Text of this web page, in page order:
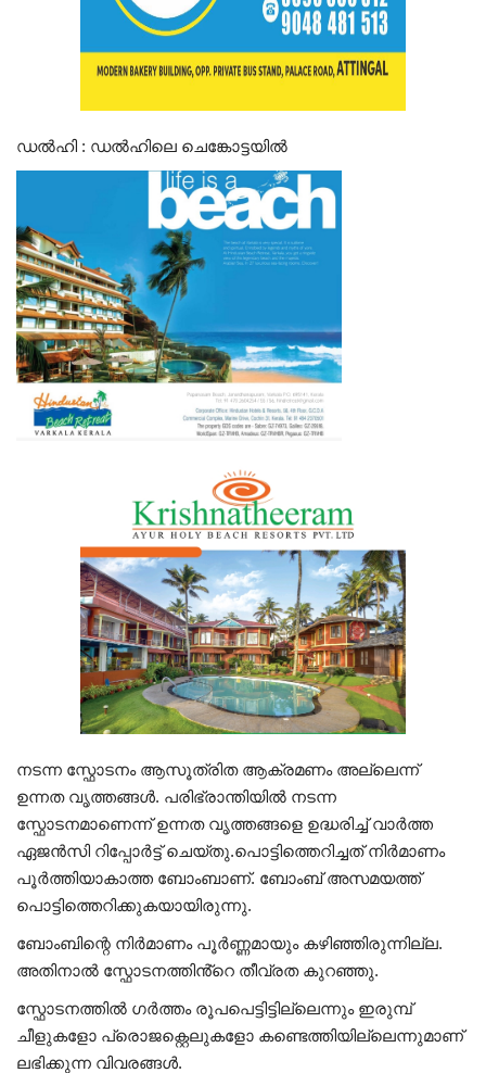
ഡൽഹി : ഡൽഹിലെ ചെങ്കോട്ടയിൽ
നടന്ന സ്ഫോടനം ആസൂത്രിത ആക്രമണം അല്ലെന്ന്
ഉന്നത വൃത്തങ്ങൾ. പരിഭ്രാന്തിയിൽ നടന്ന
സ്ഫോടനമാണെന്ന് ഉന്നത വൃത്തങ്ങളെ ഉദ്ധരിച്ച് വാർത്ത
ഏജൻസി റിപ്പോർട്ട് ചെയ്തു.പൊട്ടിത്തെറിച്ചത് നിർമാണം
പൂർത്തിയാകാത്ത ബോംബാണ്. ബോംബ് അസമയത്ത്
പൊട്ടിത്തെറിക്കുകയായിരുന്നു.
ബോംബിന്റെ നിർമാണം പൂർണ്ണമായും കഴിഞ്ഞിരുന്നില്ല.
അതിനാൽ സ്ഫോടനത്തിൻ്റെ തീവ്രത കുറഞ്ഞു.
സ്ഫോടനത്തിൽ ഗർത്തം രൂപപെട്ടിട്ടില്ലെന്നും ഇരുമ്പ്
ചീളുകളോ പ്രൊജക്റ്റെലുകളോ കണ്ടെത്തിയില്ലെന്നുമാണ്
ലഭിക്കുന്ന വിവരങ്ങൾ.